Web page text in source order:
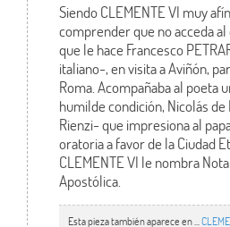
Siendo CLEMENTE VI muy
comprender que no acceda
que le hace Francesco
italiano-, en visita a Aviñón,
Roma. Acompañaba al poeta
humilde condición, Nicolás
Rienzi- que impresiona al
oratoria a favor de la Ciudad
CLEMENTE VI le nombra
Apostólica.
Esta pieza también aparece en ...